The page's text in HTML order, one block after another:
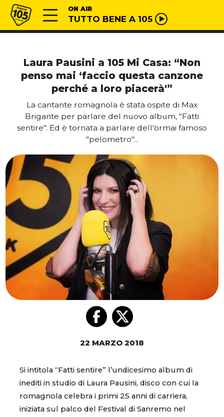
Vai al contenuto
Radio 105 ON AIR
TUTTO BENE A 105
Laura Pausini a 105 Mi Casa: “Non
penso mai ‘faccio questa canzone
perché a loro piacerà'”
La cantante romagnola è stata ospite di Max
Brigante per parlare del nuovo album, "Fatti
sentire". Ed è tornata a parlare dell'ormai famoso
"pelometro"...
22 MARZO 2018
Si intitola “Fatti sentire” l’undicesimo album di
inediti in studio di Laura Pausini, disco con cui la
romagnola celebra i primi 25 anni di carriera,
iniziata sul palco del Festival di Sanremo nel